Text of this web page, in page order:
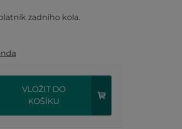
zadního kola.
VLOŽIT DO
KOŠÍKU